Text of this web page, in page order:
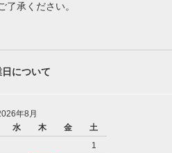
了承ください。
について
年8月
水 木 金
土
1